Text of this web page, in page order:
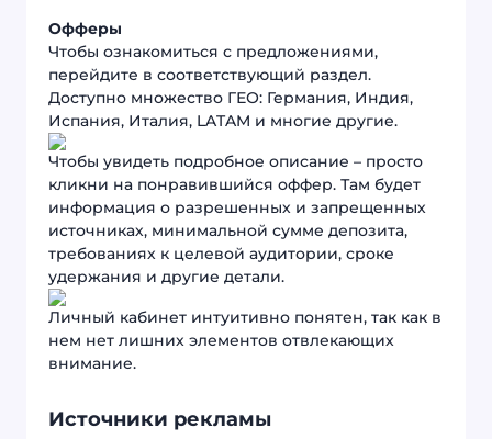
Офферы
Чтобы ознакомиться с предложениями,
перейдите в соответствующий раздел.
Доступно множество ГЕО: Германия, Индия,
Испания, Италия, LATAM и многие другие.
Чтобы увидеть подробное описание – просто
кликни на понравившийся оффер. Там будет
информация о разрешенных и запрещенных
источниках, минимальной сумме депозита,
требованиях к целевой аудитории, сроке
удержания и другие детали.
Личный кабинет интуитивно понятен, так как в
нем нет лишних элементов отвлекающих
внимание.
Источники рекламы